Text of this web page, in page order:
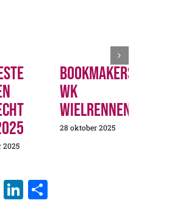
2025
Bookmakers
Wk
Wielrennen
28 oktober 2025
EmailLinkedIn